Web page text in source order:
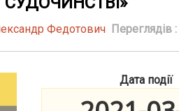
Федотович Переглядів :
Дата події